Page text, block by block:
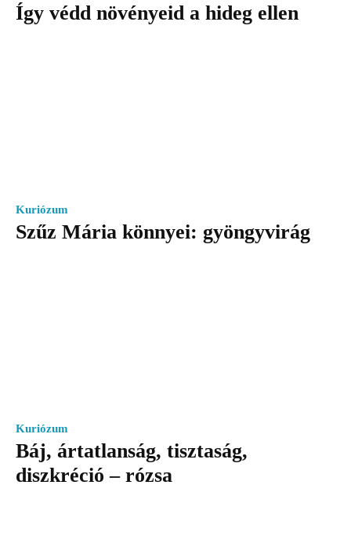
Így védd növényeid a hideg ellen
Kuriózum
Szűz Mária könnyei: gyöngyvirág
Kuriózum
Báj, ártatlanság, tisztaság,
diszkréció – rózsa